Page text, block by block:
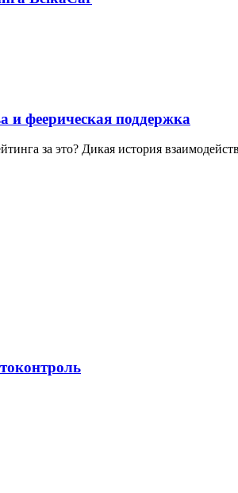
и феерическая поддержка
за это? Дикая история